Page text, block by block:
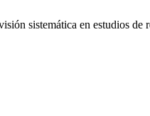
sistemática en estudios de